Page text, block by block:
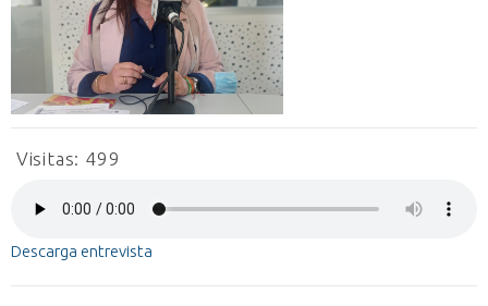
Visitas: 499
Descarga entrevista